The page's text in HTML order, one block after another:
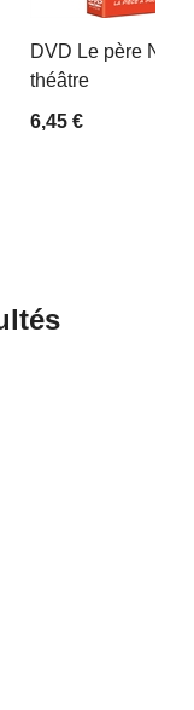
DVD Le père Noël
théâtre
6,45 €